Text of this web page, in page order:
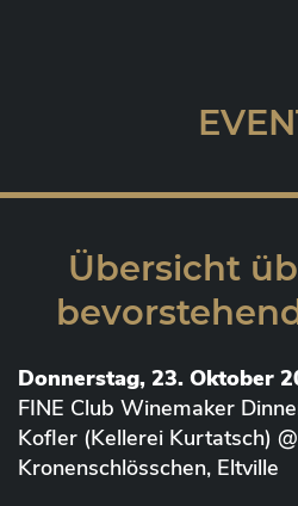
Übersicht
Donnerstag, 23. Oktober
FINE Club Winemaker
Kofler (Kellerei Kurtatsch)
Kronenschlösschen, Eltville